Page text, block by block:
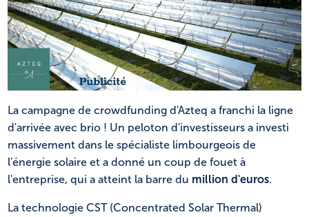
NL FR
La campagne de crowdfunding d'Azteq a franchi la ligne
d'arrivée avec brio ! Un peloton d'investisseurs a investi
massivement dans le spécialiste limbourgeois de
l'énergie solaire et a donné un coup de fouet à
l'entreprise, qui a atteint la barre du million d'euros.
La technologie CST (Concentrated Solar Thermal)